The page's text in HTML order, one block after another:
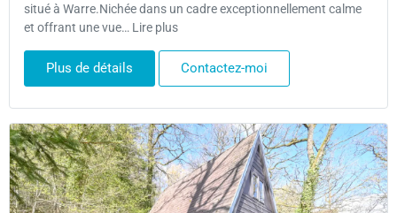
situé à Warre.Nichée dans un cadre exceptionnellement calme
et offrant une vue… Lire plus
Plus de détails Contactez-moi